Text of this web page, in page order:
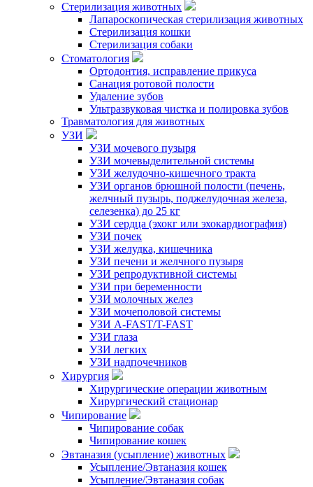
Стерилизация животных
Лапароскопическая стерилизация животных
Стерилизация кошки
Стерилизация собаки
Стоматология
Ортодонтия, исправление прикуса
Санация ротовой полости
Удаление зубов
Ультразвуковая чистка и полировка зубов
Травматология для животных
УЗИ
УЗИ мочевого пузыря
УЗИ мочевыделительной системы
УЗИ желудочно-кишечного тракта
УЗИ органов брюшной полости (печень,
желчный пузырь, поджелудочная железа,
селезенка) до 25 кг
УЗИ сердца (эхокг или эхокардиография)
УЗИ почек
УЗИ желудка, кишечника
УЗИ печени и желчного пузыря
УЗИ репродуктивной системы
УЗИ при беременности
УЗИ молочных желез
УЗИ мочеполовой системы
УЗИ A-FAST/T-FAST
УЗИ глаза
УЗИ легких
УЗИ надпочечников
Хирургия
Хирургические операции животным
Хирургический стационар
Чипирование
Чипирование собак
Чипирование кошек
Эвтаназия (усыпление) животных
Усыпление/Эвтаназия кошек
Усыпление/Эвтаназия собак